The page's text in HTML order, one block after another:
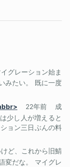
グレーション始ま
みたい。 既に一度
22年前
成
少し人が増えると
ョン三日ぶんの料
ど、これから旧鯖
変だな。 マイグレ